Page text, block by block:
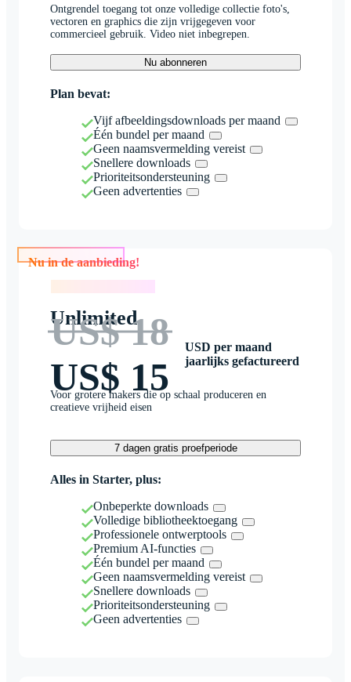
Ontgrendel toegang tot onze volledige collectie foto's,
vectoren en graphics die zijn vrijgegeven voor
commercieel gebruik. Video niet inbegrepen.
Nu abonneren
Plan bevat:
Vijf afbeeldingsdownloads per maand
Één bundel per maand
Geen naamsvermelding vereist
Snellere downloads
Prioriteitsondersteuning
Geen advertenties
Nu in de aanbieding!
Unlimited
US$ 18
US$ 15
USD per maand
jaarlijks gefactureerd
Voor grotere makers die op schaal produceren en
creatieve vrijheid eisen
7 dagen gratis proefperiode
Alles in Starter, plus:
Onbeperkte downloads
Volledige bibliotheektoegang
Professionele ontwerptools
Premium AI-functies
Één bundel per maand
Geen naamsvermelding vereist
Snellere downloads
Prioriteitsondersteuning
Geen advertenties